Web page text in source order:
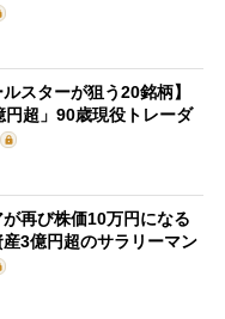
ルスターが狙う20銘柄】
円超」90歳現役トレーダ
が再び株価10万円になる
産3億円超のサラリーマン